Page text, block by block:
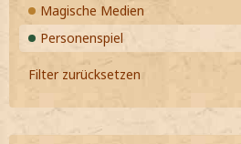
Magische Medien
Personenspiel
Filter zurücksetzen